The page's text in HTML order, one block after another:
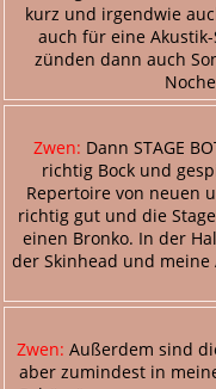
kurz und irgendwie
auch für eine
zünden dann auch
Zwen: Dann STAGE
richtig Bock und
Repertoire von neuen
richtig gut und die
einen Bronko. In der
der Skinhead und
Zwen: Außerdem sind
aber zumindest in